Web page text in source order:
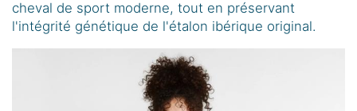
cheval de sport moderne, tout en préservant
l'intégrité génétique de l'étalon ibérique original.